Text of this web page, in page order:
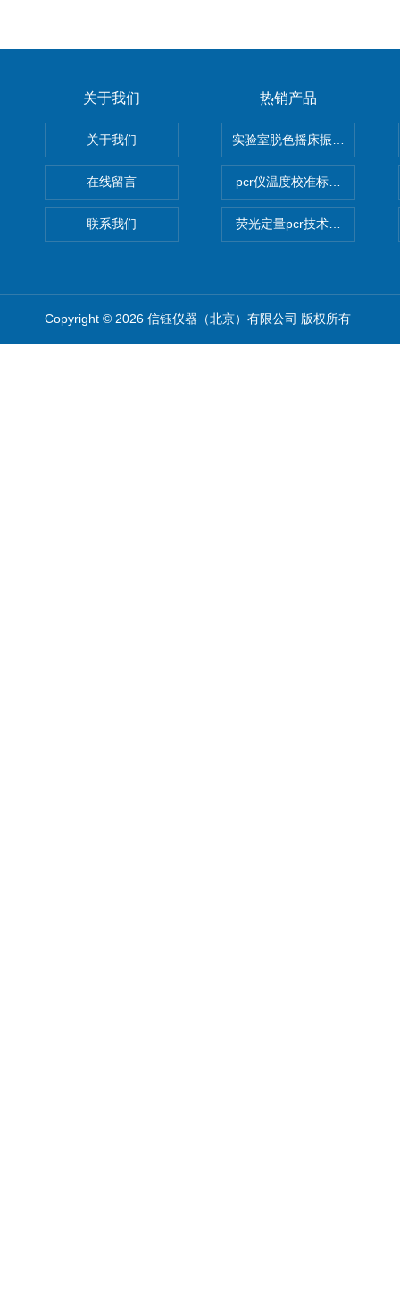
关于我们
关于我们
在线留言
联系我们
热销产品
实验室脱色摇床振荡器
pcr仪温度校准标定设备
荧光定量pcr技术定制化服务
Copyright © 2026 信钰仪器（北京）有限公司 版权所有